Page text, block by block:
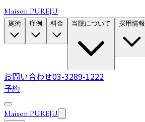
Maison PUREJU
施術 症例 料金 当院について 採用情報
お問い合わせ03-3289-1222
予約
Maison PUREJU